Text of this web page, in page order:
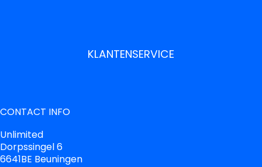
KLANTENSERVICE
CONTACT INFO
Unlimited
Dorpssingel 6
6641BE Beuningen